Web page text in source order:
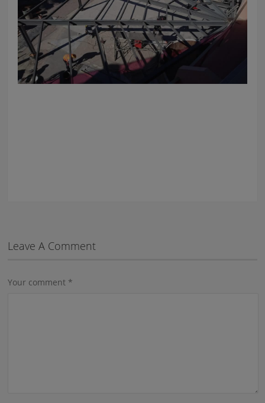
Leave A Comment
Your comment *